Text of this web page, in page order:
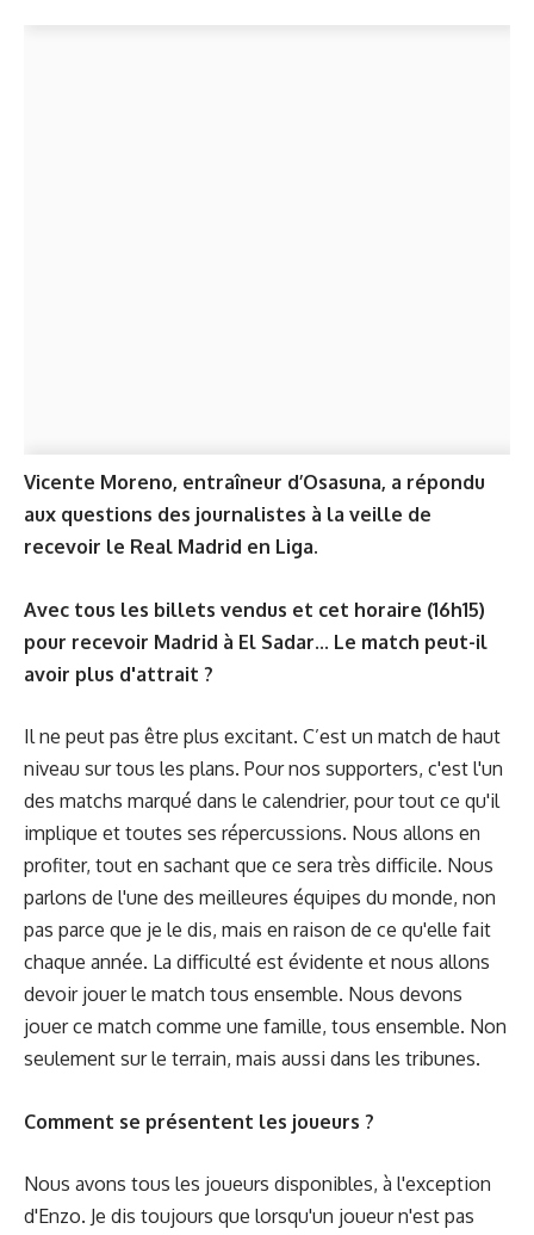
Vicente Moreno, entraîneur d’Osasuna, a répondu
aux questions des journalistes à la veille de
recevoir le Real Madrid en Liga.
Avec tous les billets vendus et cet horaire (16h15)
pour recevoir Madrid à El Sadar... Le match peut-il
avoir plus d'attrait ?
Il ne peut pas être plus excitant. C’est un match de haut
niveau sur tous les plans. Pour nos supporters, c'est l'un
des matchs marqué dans le calendrier, pour tout ce qu'il
implique et toutes ses répercussions. Nous allons en
profiter, tout en sachant que ce sera très difficile. Nous
parlons de l'une des meilleures équipes du monde, non
pas parce que je le dis, mais en raison de ce qu'elle fait
chaque année. La difficulté est évidente et nous allons
devoir jouer le match tous ensemble. Nous devons
jouer ce match comme une famille, tous ensemble. Non
seulement sur le terrain, mais aussi dans les tribunes.
Comment se présentent les joueurs ?
Nous avons tous les joueurs disponibles, à l'exception
d'Enzo. Je dis toujours que lorsqu'un joueur n'est pas